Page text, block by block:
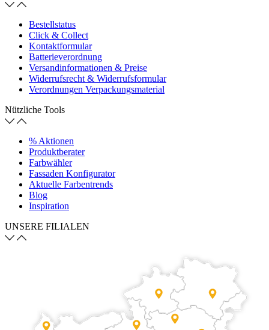
Bestellstatus
Click & Collect
Kontaktformular
Batterieverordnung
Versandinformationen & Preise
Widerrufsrecht & Widerrufsformular
Verordnungen Verpackungsmaterial
Nützliche Tools
% Aktionen
Produktberater
Farbwähler
Fassaden Konfigurator
Aktuelle Farbentrends
Blog
Inspiration
UNSERE FILIALEN